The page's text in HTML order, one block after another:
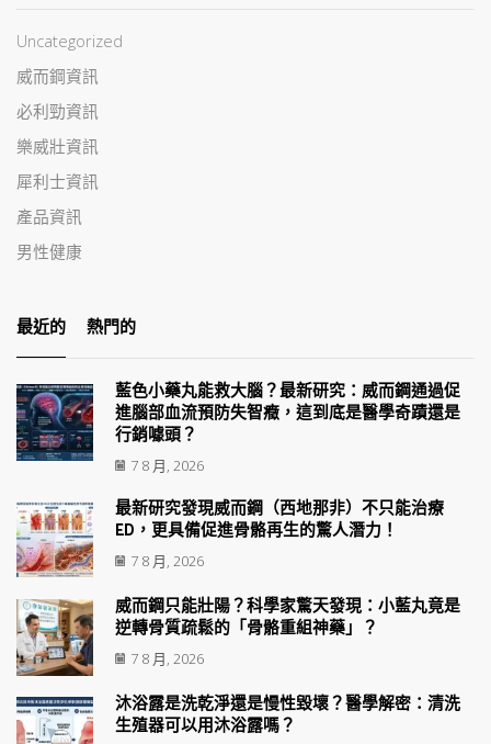
Uncategorized
威而鋼資訊
必利勁資訊
樂威壯資訊
犀利士資訊
產品資訊
男性健康
最近的 熱門的
藍色小藥丸能救大腦？最新研究：威而鋼通過促
進腦部血流預防失智癥，這到底是醫學奇蹟還是
行銷噱頭？
7 8 月, 2026
最新研究發現威而鋼（西地那非）不只能治療
ED，更具備促進骨骼再生的驚人潛力！
7 8 月, 2026
威而鋼只能壯陽？科學家驚天發現：小藍丸竟是
逆轉骨質疏鬆的「骨骼重組神藥」？
7 8 月, 2026
沐浴露是洗乾淨還是慢性毀壞？醫學解密：清洗
生殖器可以用沐浴露嗎？